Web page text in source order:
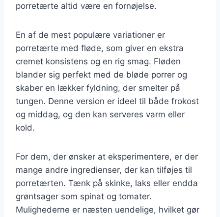
porretærte altid være en fornøjelse.
En af de mest populære variationer er
porretærte med fløde, som giver en ekstra
cremet konsistens og en rig smag. Fløden
blander sig perfekt med de bløde porrer og
skaber en lækker fyldning, der smelter på
tungen. Denne version er ideel til både frokost
og middag, og den kan serveres varm eller
kold.
For dem, der ønsker at eksperimentere, er der
mange andre ingredienser, der kan tilføjes til
porretærten. Tænk på skinke, laks eller endda
grøntsager som spinat og tomater.
Mulighederne er næsten uendelige, hvilket gør